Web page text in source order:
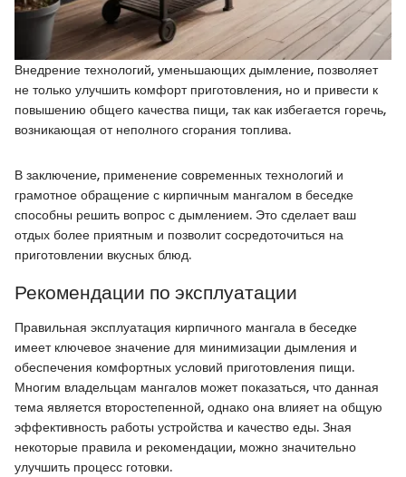
Внедрение технологий, уменьшающих дымление, позволяет
не только улучшить комфорт приготовления, но и привести к
повышению общего качества пищи, так как избегается горечь,
возникающая от неполного сгорания топлива.
В заключение, применение современных технологий и
грамотное обращение с кирпичным мангалом в беседке
способны решить вопрос с дымлением. Это сделает ваш
отдых более приятным и позволит сосредоточиться на
приготовлении вкусных блюд.
Рекомендации по эксплуатации
Правильная эксплуатация кирпичного мангала в беседке
имеет ключевое значение для минимизации дымления и
обеспечения комфортных условий приготовления пищи.
Многим владельцам мангалов может показаться, что данная
тема является второстепенной, однако она влияет на общую
эффективность работы устройства и качество еды. Зная
некоторые правила и рекомендации, можно значительно
улучшить процесс готовки.